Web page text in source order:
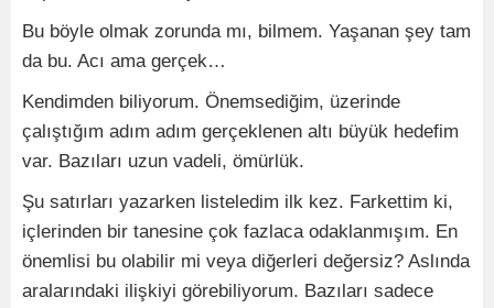
Bu böyle olmak zorunda mı, bilmem. Yaşanan şey tam
da bu. Acı ama gerçek…
Kendimden biliyorum. Önemsediğim, üzerinde
çalıştığım adım adım gerçeklenen altı büyük hedefim
var. Bazıları uzun vadeli, ömürlük.
Şu satırları yazarken listeledim ilk kez. Farkettim ki,
içlerinden bir tanesine çok fazlaca odaklanmışım. En
önemlisi bu olabilir mi veya diğerleri değersiz? Aslında
aralarındaki ilişkiyi görebiliyorum. Bazıları sadece